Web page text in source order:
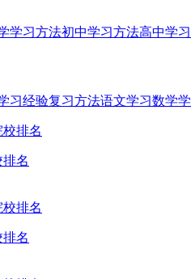
学习方法初中学习方法高中学
习经验复习方法语文学习数学
名
名